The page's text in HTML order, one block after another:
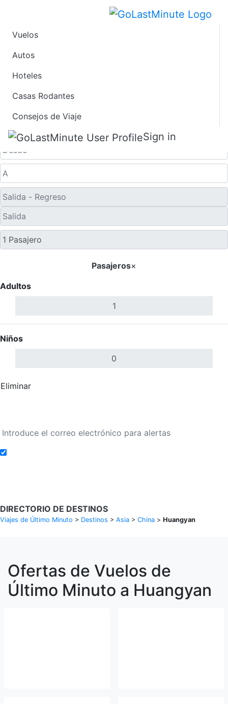
Vuelos
Autos
Hoteles
Casas Rodantes
Consejos de Viaje
Sign in
Ofertas de Viaje de
Último Minuto a
Huangyan
Solo ida
Pasajeros×
Adultos
Niños
Eliminar
DIRECTORIO DE DESTINOS
Viajes de Último Minuto > Destinos > Asia > China > Huangyan
Ofertas de Vuelos de
Último Minuto a Huangyan